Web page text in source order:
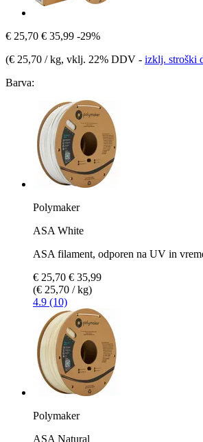
€ 25,70 € 35,99 -29%
(€ 25,70 / kg, vklj. 22% DDV - izklj. stroški
Barva:
Polymaker
ASA White
ASA filament, odporen na UV in
€ 25,70 € 35,99
(€ 25,70 / kg)
4.9 (10)
Polymaker
ASA Natural